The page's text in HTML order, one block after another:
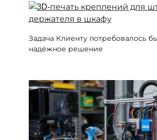
Задача Клиенту потребовалось
надёжное решение